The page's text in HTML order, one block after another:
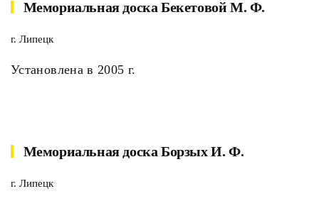
Мемориальная доска Бекетовой М. Ф.
г. Липецк
Установлена в 2005 г.
Мемориальная доска Борзых И. Ф.
г. Липецк